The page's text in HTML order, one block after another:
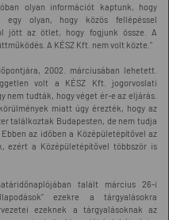
olyan információt kaptunk, hogy
olyan, hogy közös fellépéssel
jött az ötlet, hogy fogjunk össze. A
A KÉSZ Kft. nem volt közte."
2002. márciusában lehetett.
volt a KÉSZ Kft. jogorvoslati
tudták, hogy véget ér-e az eljárás.
miatt úgy érezték, hogy az
találkoztak Budapesten, de nem tudja
az időben a Középületépítővel az
ezért a Középületépítővel többször is
talált március 26-i
ezekre a tárgyalásokra
ezeknek a tárgyalásoknak az